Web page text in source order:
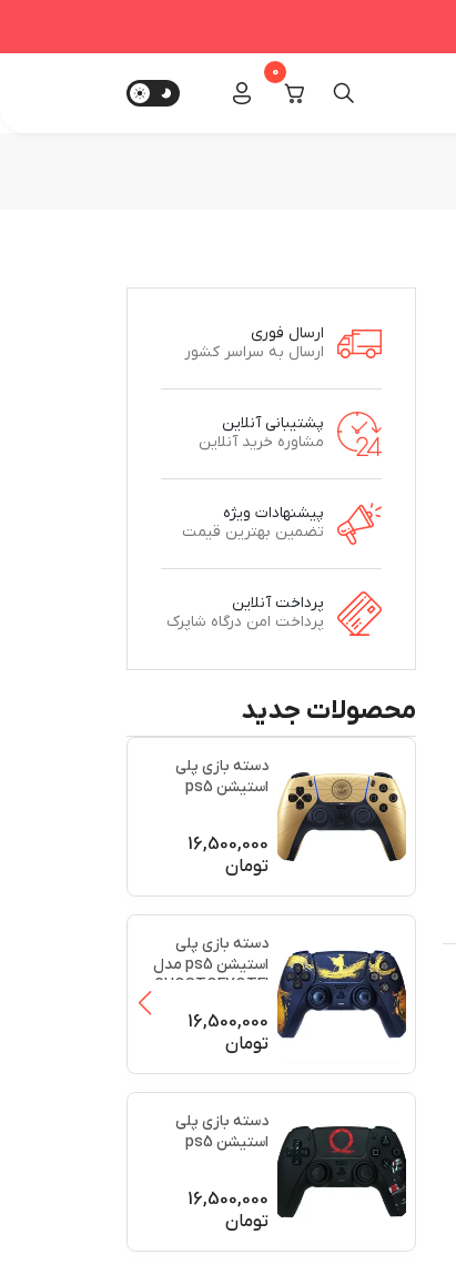
0
ارسال فوری
ارسال به سراسر کشور
پشتیبانی آنلاین
مشاوره خرید آنلاین
پیشنهادات ویژه
تضمین بهترین قیمت
پرداخت آنلاین
پرداخت امن درگاه شاپرک
محصولات جدید
دسته بازی پلی
استیشن ps5
16,500,000
تومان
دسته بازی پلی
استیشن ps5 مدل
GHOSTOFYOTEI
16,500,000
تومان
دسته بازی پلی
استیشن ps5
16,500,000
تومان